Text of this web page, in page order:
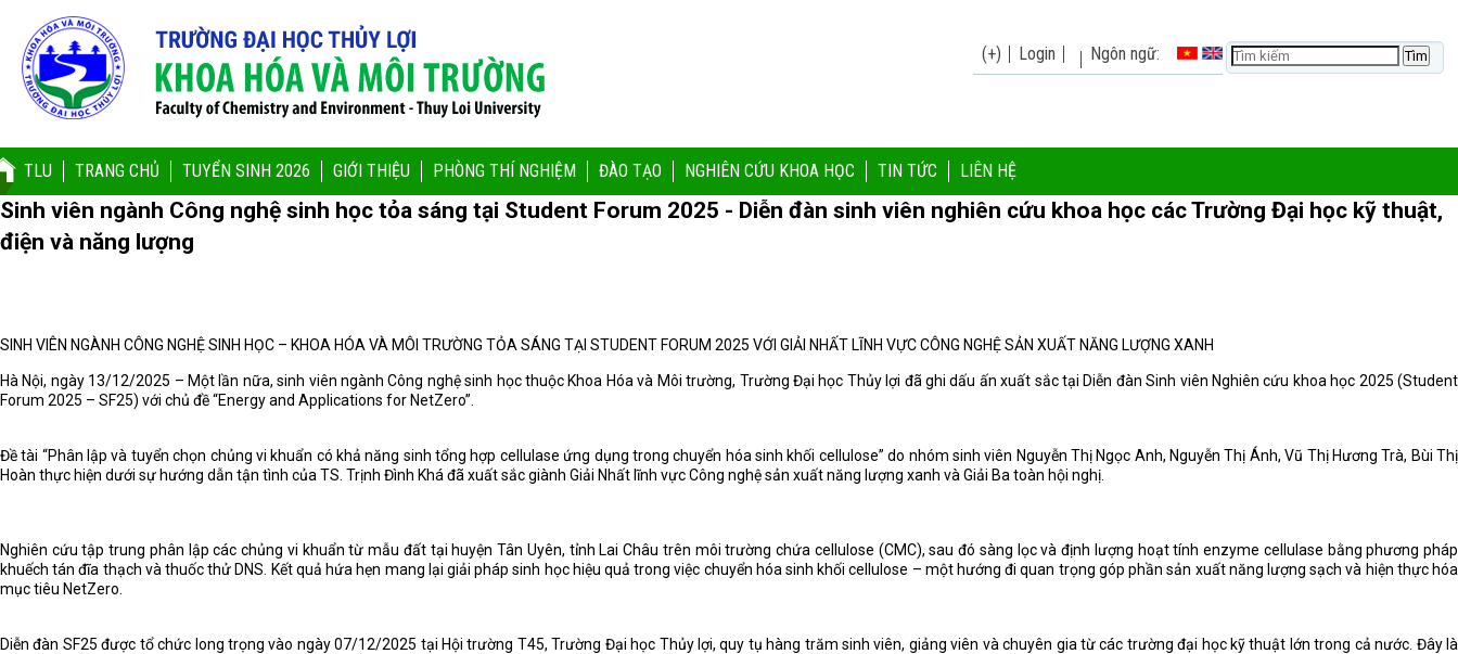
(+) Login Ngôn ngữ:
TLU TRANG CHỦ TUYỂN SINH 2026 GIỚI THIỆU PHÒNG THÍ NGHIỆM ĐÀO TẠO NGHIÊN CỨU KHOA HỌC TIN TỨC LIÊN HỆ
Sinh viên ngành Công nghệ sinh học tỏa sáng tại Student Forum 2025 - Diễn đàn sinh viên nghiên cứu khoa học các Trường Đại học kỹ thuật,
điện và năng lượng
SINH VIÊN NGÀNH CÔNG NGHỆ SINH HỌC – KHOA HÓA VÀ MÔI TRƯỜNG TỎA SÁNG TẠI STUDENT FORUM 2025 VỚI GIẢI NHẤT LĨNH VỰC CÔNG NGHỆ SẢN XUẤT NĂNG LƯỢNG XANH
Hà Nội, ngày 13/12/2025 – Một lần nữa, sinh viên ngành Công nghệ sinh học thuộc Khoa Hóa và Môi trường, Trường Đại học Thủy lợi đã ghi dấu ấn xuất sắc tại Diễn đàn Sinh viên Nghiên cứu khoa học 2025 (Student
Forum 2025 – SF25) với chủ đề “Energy and Applications for NetZero”.
Đề tài “Phân lập và tuyển chọn chủng vi khuẩn có khả năng sinh tổng hợp cellulase ứng dụng trong chuyển hóa sinh khối cellulose” do nhóm sinh viên Nguyễn Thị Ngọc Anh, Nguyễn Thị Ánh, Vũ Thị Hương Trà, Bùi Thị
Hoàn thực hiện dưới sự hướng dẫn tận tình của TS. Trịnh Đình Khá đã xuất sắc giành Giải Nhất lĩnh vực Công nghệ sản xuất năng lượng xanh và Giải Ba toàn hội nghị
Nghiên cứu tập trung phân lập các chủng vi khuẩn từ mẫu đất tại huyện Tân Uyên, tỉnh Lai Châu trên môi trường chứa cellulose (CMC), sau đó sàng lọc và định lượng hoạt tính enzyme cellulase bằng phương pháp
khuếch tán đĩa thạch và thuốc thử DNS. Kết quả hứa hẹn mang lại giải pháp sinh học hiệu quả trong việc chuyển hóa sinh khối cellulose – một hướng đi quan trọng góp phần sản xuất năng lượng sạch và hiện thực hóa
mục tiêu NetZero.
Diễn đàn SF25 được tổ chức long trọng vào ngày 07/12/2025 tại Hội trường T45, Trường Đại học Thủy lợi, quy tụ hàng trăm sinh viên, giảng viên và chuyên gia từ các trường đại học kỹ thuật lớn trong cả nước. Đây là